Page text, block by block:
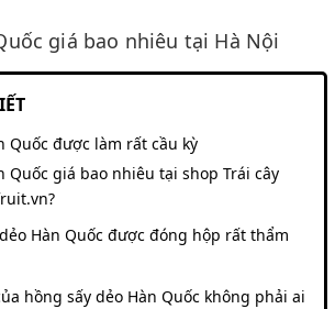
giá bao nhiêu tại Hà Nội
Quốc được làm rất cầu kỳ
Quốc giá bao nhiêu tại shop Trái cây
Hàn Quốc được đóng hộp rất thẩm
hồng sấy dẻo Hàn Quốc không phải ai